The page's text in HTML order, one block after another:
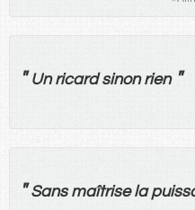
" Unricardsinon rien "
" Sans maîtrise la